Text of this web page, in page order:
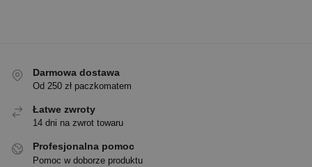
Darmowa dostawa
Od 250 zł paczkomatem
Łatwe zwroty
14 dni na zwrot towaru
Profesjonalna pomoc
Pomoc w doborze produktu